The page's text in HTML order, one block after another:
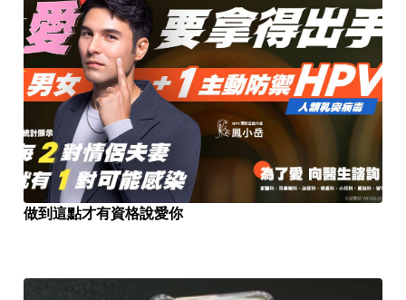
做到這點才有資格說愛你